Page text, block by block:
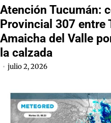
Atención Tucumán:
Provincial 307 entre
Amaicha del Valle
la calzada
julio 2, 2026